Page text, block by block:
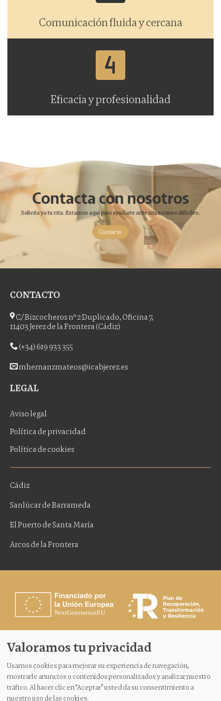
Comunicación fluida y cercana
Eficacia y profesionalidad
Contacta con nosotros
Solicita ya tu cita. Estamos aquí para ayudarte ante situaciones difíciles.
Contacto
CONTACTO
C/ Bizcocheros nº 2 Duplicado, Oficina 7,
11403 Jerez de la Frontera (Cádiz)
(+34) 619 933 355
mhernanzmateos@icabjerez.es
LEGAL
Aviso legal
Política de privacidad
Política de cookies
Cádiz
Sanlúcar de Barrameda
El Puerto de Santa María
Arcos de la Frontera
Financiado por la Unión Europea – NextGenerationEU.
María Jesús Hernanz Abogada
Valoramos tu privacidad
Usamos cookies para mejorar su experiencia de navegación,
mostrarle anuncios o contenidos personalizados y analizar nuestro
tráfico. Al hacer clic en “Aceptar” usted da su consentimiento a
nuestro uso de las cookies.